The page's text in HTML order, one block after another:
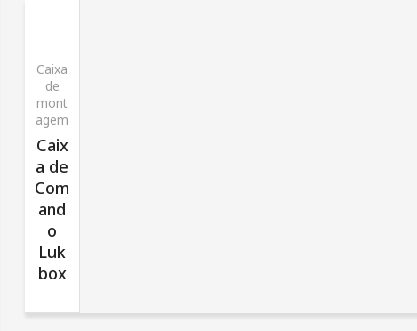
Caixa
de
mont
agem
Caix
a de
Com
and
o
Luk
box